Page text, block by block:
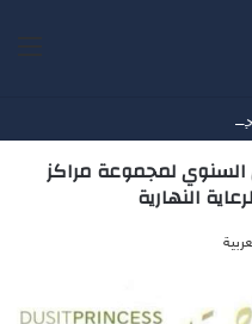
لمجموعة مراكز
النهارية